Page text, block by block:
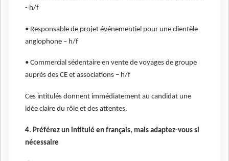
- h/f
• Responsable de projet événementiel pour une clientèle
anglophone – h/f
• Commercial sédentaire en vente de voyages de groupe
auprès des CE et associations – h/f
Ces intitulés donnent immédiatement au candidat une
idée claire du rôle et des attentes.
4. Préférez un intitulé en français, mais adaptez-vous si
nécessaire